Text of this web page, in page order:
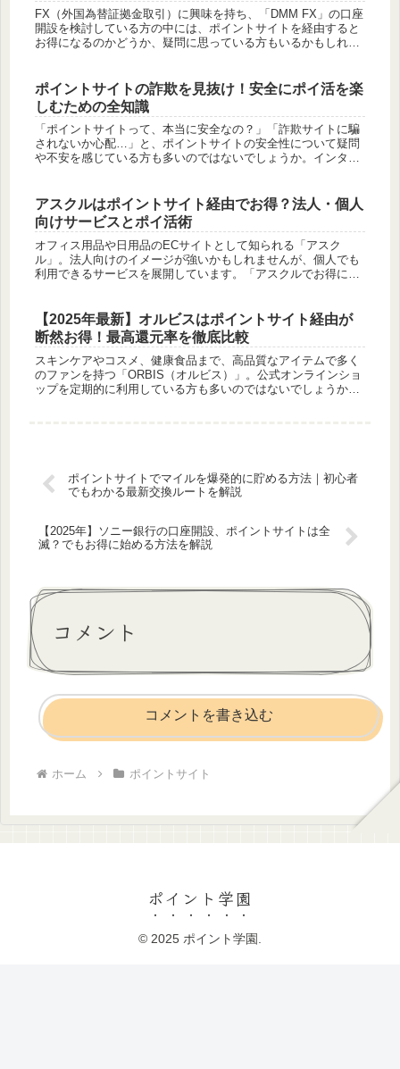
FX（外国為替証拠金取引）に興味を持ち、「DMM FX」の口座
開設を検討している方の中には、ポイントサイトを経由すると
お得になるのかどうか、疑問に思っている方もいるかもしれま
ポイントサイトの詐欺を見抜け！安全にポイ活を楽
しむための全知識
「ポイントサイトって、本当に安全なの？」「詐欺サイトに騙
されないか心配…」と、ポイントサイトの安全性について疑問
や不安を感じている方も多いのではないでしょうか。インター
アスクルはポイントサイト経由でお得？法人・個人
向けサービスとポイ活術
オフィス用品や日用品のECサイトとして知られる「アスク
ル」。法人向けのイメージが強いかもしれませんが、個人でも
利用できるサービスを展開しています。「アスクルでお得に買
【2025年最新】オルビスはポイントサイト経由が
断然お得！最高還元率を徹底比較
スキンケアやコスメ、健康食品まで、高品質なアイテムで多く
のファンを持つ「ORBIS（オルビス）」。公式オンラインショ
ップを定期的に利用している方も多いのではないでしょうか。
ポイントサイトでマイルを爆発的に貯める方法｜初心者
でもわかる最新交換ルートを解説
【2025年】ソニー銀行の口座開設、ポイントサイトは全
滅？でもお得に始める方法を解説
コメント
コメントを書き込む
ホーム ポイントサイト
ポイント学園
© 2025 ポイント学園.